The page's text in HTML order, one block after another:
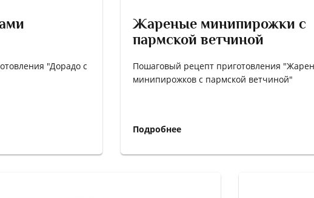
"Дорадо с
Жареные минипирожки с
пармской ветчиной
Пошаговый рецепт приготовления
минипирожков с пармской ветчиной"
Подробнее